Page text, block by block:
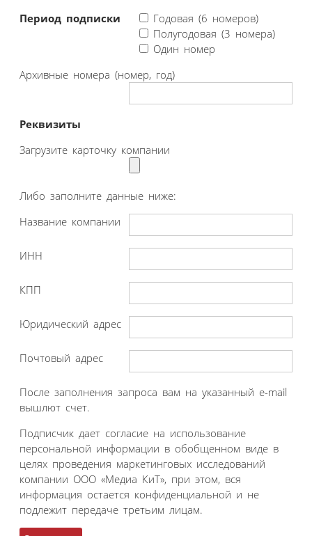
Период подписки
Годовая (6 номеров)
Полугодовая (3 номера)
Один номер
Архивные номера (номер, год)
Реквизиты
Загрузите карточку компании
Либо заполните данные ниже:
Название компании
ИНН
КПП
Юридический адрес
Почтовый адрес
После заполнения запроса вам на указанный e-mail
вышлют счет.
Подписчик дает согласие на использование
персональной информации в обобщенном виде в
целях проведения маркетинговых исследований
компании ООО «Медиа КиТ», при этом, вся
информация остается конфиденциальной и не
подлежит передаче третьим лицам.